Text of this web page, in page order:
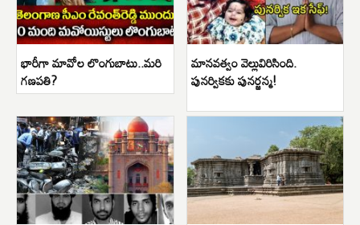
భారీగా మావోల లొంగుబాటు..మరి
గణపతి?
మానవత్వం వెల్లువిరిసింది.
పునర్వికకు పునర్జన్మ!